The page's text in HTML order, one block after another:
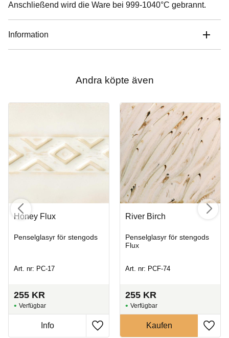
Anschließend wird die Ware bei 999-1040°C gebrannt.
Information
Andra köpte även
Honey Flux
Penselglasyr för stengods
Art. nr: PC-17
255 KR
River Birch
Penselglasyr för stengods
Flux
Art. nr: PCF-74
255 KR